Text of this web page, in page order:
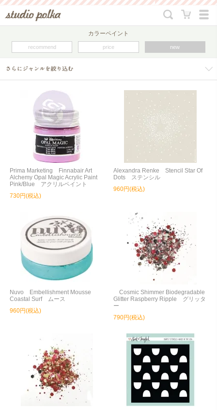
カラーペイント
recommend price new
Prima Marketing Finnabair Art
Alchemy Opal Magic Acrylic Paint
Pink/Blue アクリルペイント
730円(税込)
Alexandra Renke Stencil Star Of
Dots ステンシル
960円(税込)
Nuvo Embellishment Mousse
Coastal Surf ムース
960円(税込)
Cosmic Shimmer Biodegradable
Glitter Raspberry Ripple グリッタ
ー
790円(税込)